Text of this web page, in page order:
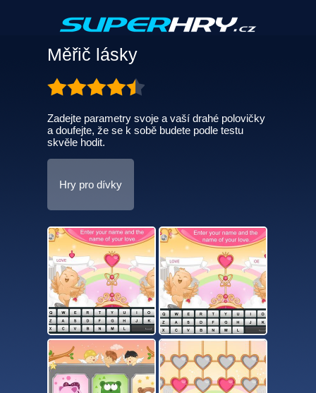
Měřič lásky
Zadejte parametry svoje a vaší drahé polovičky
a doufejte, že se k sobě budete podle testu
skvěle hodit.
Hry pro dívky